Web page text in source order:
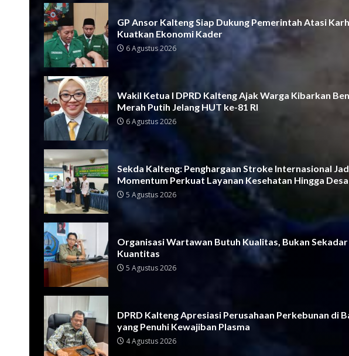
GP Ansor Kalteng Siap Dukung Pemerintah Atasi
Kuatkan Ekonomi Kader
6 Agustus 2026
Wakil Ketua I DPRD Kalteng Ajak Warga Kibarkan
Merah Putih Jelang HUT ke-81 RI
6 Agustus 2026
Sekda Kalteng: Penghargaan Stroke Internasional
Momentum Perkuat Layanan Kesehatan Hingga Desa
5 Agustus 2026
Organisasi Wartawan Butuh Kualitas, Bukan Sekadar
Kuantitas
5 Agustus 2026
DPRD Kalteng Apresiasi Perusahaan Perkebunan di
yang Penuhi Kewajiban Plasma
4 Agustus 2026